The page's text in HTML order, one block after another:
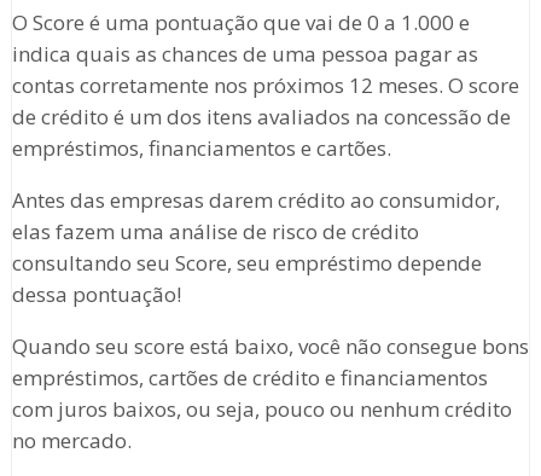
O Score é uma pontuação que vai de 0 a 1.000 e
indica quais as chances de uma pessoa pagar as
contas corretamente nos próximos 12 meses. O score
de crédito é um dos itens avaliados na concessão de
empréstimos, financiamentos e cartões.
Antes das empresas darem crédito ao consumidor,
elas fazem uma análise de risco de crédito
consultando seu Score, seu empréstimo depende
dessa pontuação!
Quando seu score está baixo, você não consegue bons
empréstimos, cartões de crédito e financiamentos
com juros baixos, ou seja, pouco ou nenhum crédito
no mercado.